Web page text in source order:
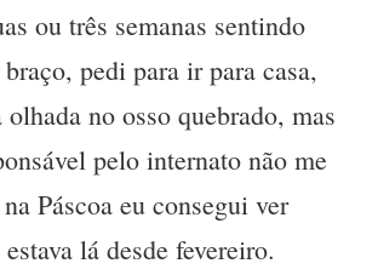
ou três semanas sentindo
pedi para ir para casa,
olhada no osso quebrado, mas
pelo internato não me
Páscoa eu consegui ver
lá desde fevereiro.